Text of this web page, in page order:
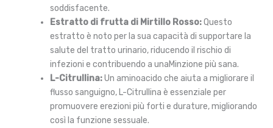
soddisfacente.
Estratto di frutta di Mirtillo Rosso:Questo
estratto è noto per la sua capacità di supportare la
salute del tratto urinario, riducendo il rischio di
infezioni e contribuendo a unaMinzione più sana.
L-Citrullina:Un aminoacido che aiuta a migliorare il
flusso sanguigno, L-Citrullina è essenziale per
promuovere erezioni più forti e durature, migliorando
così la funzione sessuale.